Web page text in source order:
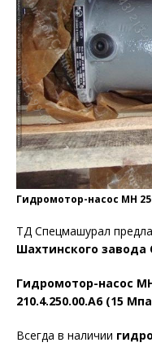
Гидромотор-насос МН
ТД Спецмашурал
Шахтинского
Гидромотор-насос
210.4.250.00.А6(15 Мпа
Всегда в наличии